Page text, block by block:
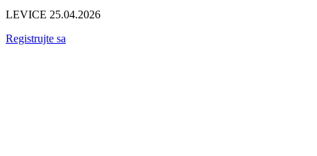
LEVICE 25.04.2026
Registrujte sa